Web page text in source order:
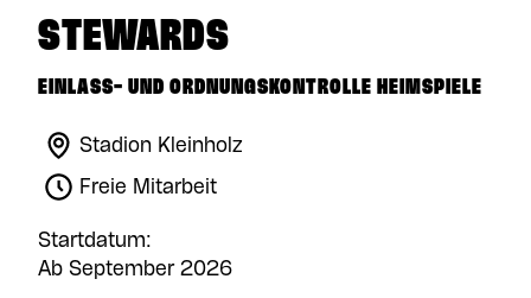
STEWARDS
EINLASS- UND ORDNUNGSKONTROLLE HEIMSPIELE
Stadion Kleinholz
Freie Mitarbeit
Startdatum:
Ab September 2026